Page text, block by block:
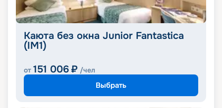
Каюта без окна Junior Fantastica
(IM1)
от 151 006 ₽ /чел
Выбрать